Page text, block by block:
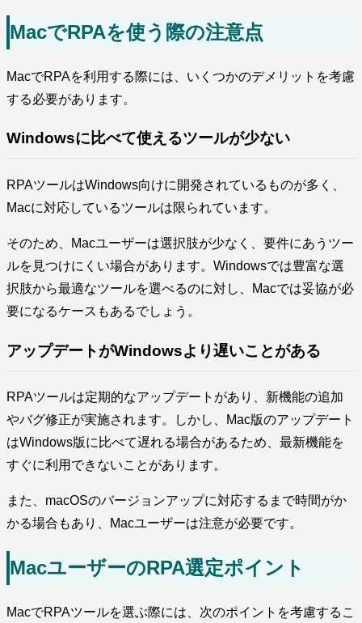
MacでRPAを使う際の注意点
MacでRPAを利用する際には、いくつかのデメリットを考慮
する必要があります。
Windowsに比べて使えるツールが少ない
RPAツールはWindows向けに開発されているものが多く、
Macに対応しているツールは限られています。
そのため、Macユーザーは選択肢が少なく、要件にあうツー
ルを見つけにくい場合があります。Windowsでは豊富な選
択肢から最適なツールを選べるのに対し、Macでは妥協が必
要になるケースもあるでしょう。
アップデートがWindowsより遅いことがある
RPAツールは定期的なアップデートがあり、新機能の追加
やバグ修正が実施されます。しかし、Mac版のアップデート
はWindows版に比べて遅れる場合があるため、最新機能を
すぐに利用できないことがあります。
また、macOSのバージョンアップに対応するまで時間がか
かる場合もあり、Macユーザーは注意が必要です。
MacユーザーのRPA選定ポイント
MacでRPAツールを選ぶ際には、次のポイントを考慮するこ